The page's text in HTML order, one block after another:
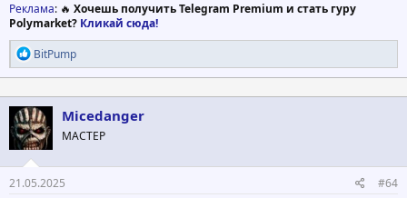
Реклама: 🔥 Хочешь получить Telegram Premium и стать гуру
Polymarket? Кликай сюда!
Р
е
а
к
ц
и
и
:
BitPump
Micedanger
МАСТЕР
21.05.2025 #64